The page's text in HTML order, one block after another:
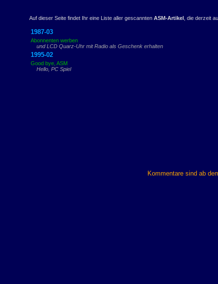
Auf dieser Seite findet Ihr eine Liste aller gescannten ASM-Artikel, die derzeit
1987-03
Abonnenten werben
und LCD Quarz-Uhr mit Radio als Geschenk erhalten
1995-02
Good bye, ASM
Hello, PC Spiel
Kommentare sind ab